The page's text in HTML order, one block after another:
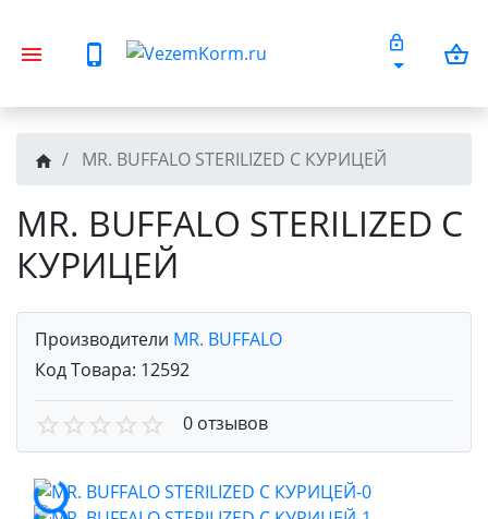
MR. BUFFALO STERILIZED С КУРИЦЕЙ
MR. BUFFALO STERILIZED С
КУРИЦЕЙ
Производители MR. BUFFALO
Код Товара: 12592
0 отзывов